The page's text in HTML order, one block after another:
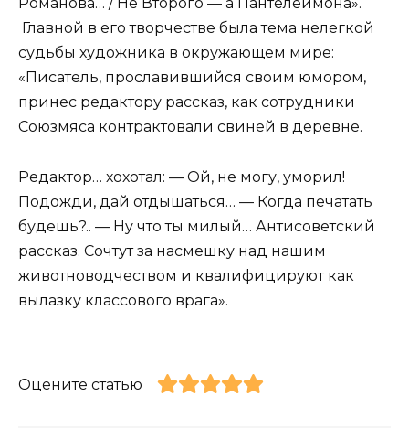
Романова… / Не Второго — а Пантелеймона».
Главной в его творчестве была тема нелегкой
судьбы художника в окружающем мире:
«Писатель, прославившийся своим юмором,
принес редактору рассказ, как сотрудники
Союзмяса контрактовали свиней в деревне.
Редактор… хохотал: — Ой, не могу, уморил!
Подожди, дай отдышаться… — Когда печатать
будешь?.. — Ну что ты милый… Антисоветский
рассказ. Сочтут за насмешку над нашим
животноводчеством и квалифицируют как
вылазку классового врага».
Оцените статью